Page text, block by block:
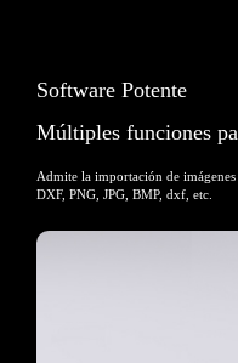
Software Potente
Múltiples funciones
Admite la importación de
DXF, PNG, JPG, BMP, dxf, etc.